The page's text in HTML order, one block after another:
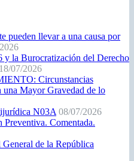
pueden llevar a una causa por
y la Burocratización del Derecho
18/07/2026
Circunstancias
una Mayor Gravedad de lo
N03A 08/07/2026
Comentada.
de la República